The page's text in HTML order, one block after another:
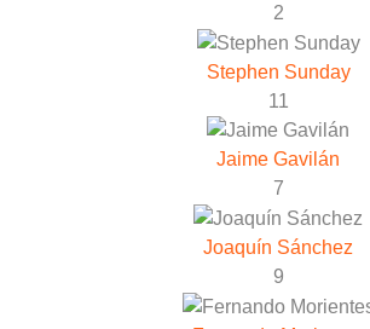
2
Stephen Sunday
11
Jaime Gavilán
7
Joaquín Sánchez
9